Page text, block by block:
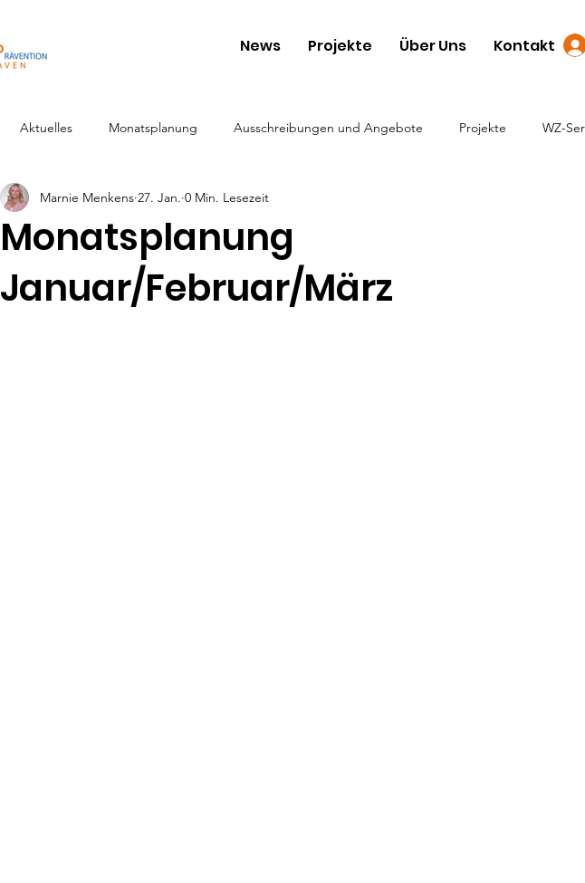
News Projekte Über Uns Kontakt
Aktuelles Monatsplanung Ausschreibungen und Angebote Projekte WZ-
Monatsplanung
Januar/Februar/März
Marnie Menkens 27. Jan. 0 Min. Lesezeit